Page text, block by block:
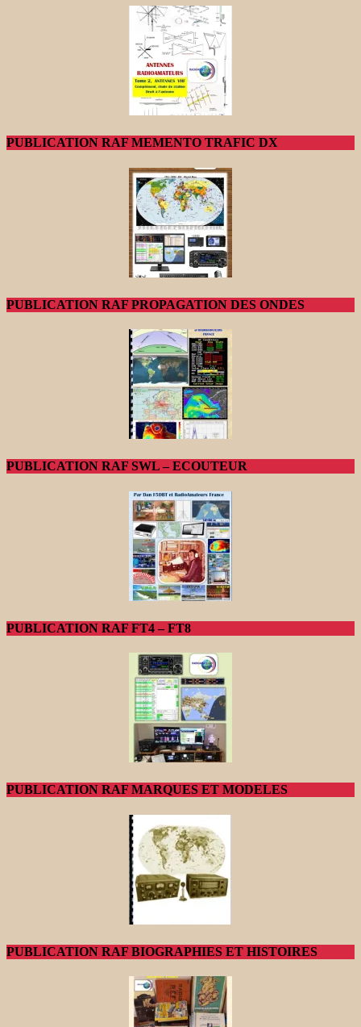
PUBLICATION RAF MEMENTO TRAFIC DX
PUBLICATION RAF PROPAGATION DES ONDES
PUBLICATION RAF SWL – ECOUTEUR
PUBLICATION RAF FT4 – FT8
PUBLICATION RAF MARQUES ET MODELES
PUBLICATION RAF BIOGRAPHIES ET HISTOIRES